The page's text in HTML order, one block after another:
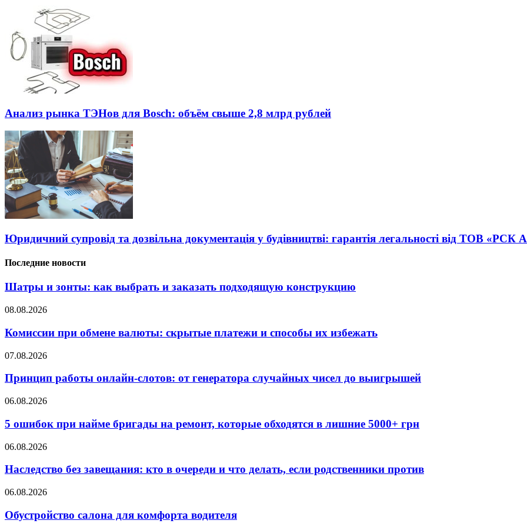
Анализ рынка ТЭНов для Bosch: объём свыше 2,8 млрд рублей
Юридичний супровід та дозвільна документація у будівництві: гарантія легальності від ТОВ
Последние новости
Шатры и зонты: как выбрать и заказать подходящую конструкцию
08.08.2026
Комиссии при обмене валюты: скрытые платежи и способы их избежать
07.08.2026
Принцип работы онлайн-слотов: от генератора случайных чисел до выигрышей
06.08.2026
5 ошибок при найме бригады на ремонт, которые обходятся в лишние 5000+ грн
06.08.2026
Наследство без завещания: кто в очереди и что делать, если родственники против
06.08.2026
Обустройство салона для комфорта водителя